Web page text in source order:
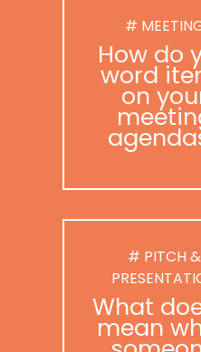
#
How do
word
on
# PITCH &
What
mean